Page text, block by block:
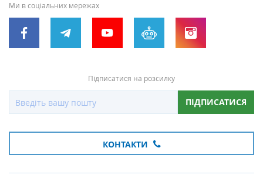
Ми в соціальних мережах
Підписатися на розсилку
ПІДПИСАТИСЯ
КОНТАКТИ